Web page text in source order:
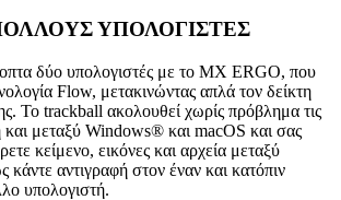
ΥΠΟΛΟΓΙΣΤΕΣ
δύο υπολογιστές με το MX ERGO, που
Flow, μετακινώντας απλά τον δείκτη
Το trackball ακολουθεί χωρίς πρόβλημα τις
και μεταξύ Windows® και macOS και σας
κείμενο, εικόνες και αρχεία μεταξύ
αντιγραφή στον έναν και κατόπιν
υπολογιστή.